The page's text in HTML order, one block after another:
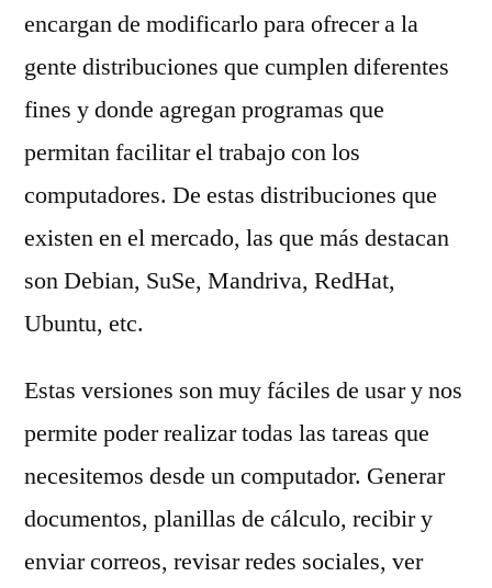
encargan de modificarlo para ofrecer a la
gente distribuciones que cumplen diferentes
fines y donde agregan programas que
permitan facilitar el trabajo con los
computadores. De estas distribuciones que
existen en el mercado, las que más destacan
son Debian, SuSe, Mandriva, RedHat,
Ubuntu, etc.
Estas versiones son muy fáciles de usar y nos
permite poder realizar todas las tareas que
necesitemos desde un computador. Generar
documentos, planillas de cálculo, recibir y
enviar correos, revisar redes sociales, ver